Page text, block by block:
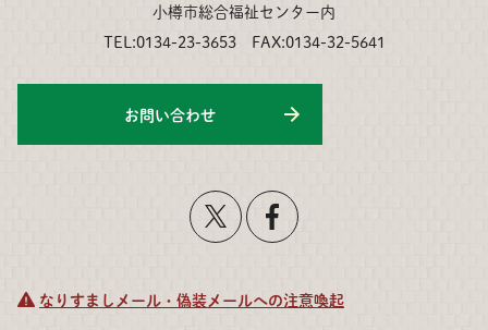
小樽市総合福祉センター内
TEL:0134-23-3653 FAX:0134-32-5641
お問い合わせ
なりすましメール・偽装メールへの注意喚起